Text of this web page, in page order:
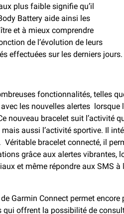
plus faible signifie qu’il
Battery aide ainsi les
et à mieux comprendre
de l’évolution de leurs
effectuées sur les derniers jours.
fonctionnalités, telles
avec les nouvelles alertes
nouveau bracelet suit l’activité
aussi l’activité sportive. Il
bracelet connecté, il
grâce aux alertes vibrantes,
et même répondre aux SMS à
Garmin Connect permet
qui offrent la possibilité de